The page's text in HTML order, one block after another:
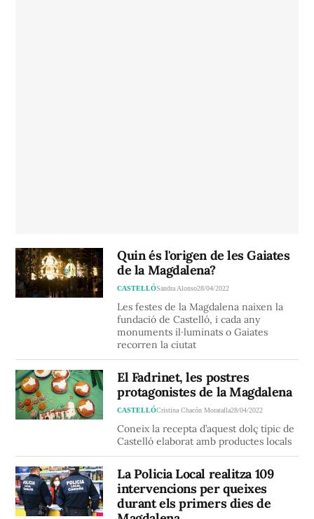
Quin és l'origen de les Gaiates
de la Magdalena?
CASTELLÓSandra Alonso28/04/2022
Les festes de la Magdalena naixen la
fundació de Castelló, i cada any
monuments il·luminats o Gaiates
recorren la ciutat
El Fadrinet, les postres
protagonistes de la Magdalena
CASTELLÓCristina Chacón Moratalla28/04/2022
Coneix la recepta d’aquest dolç típic de
Castelló elaborat amb productes locals
La Policia Local realitza 109
intervencions per queixes
durant els primers dies de